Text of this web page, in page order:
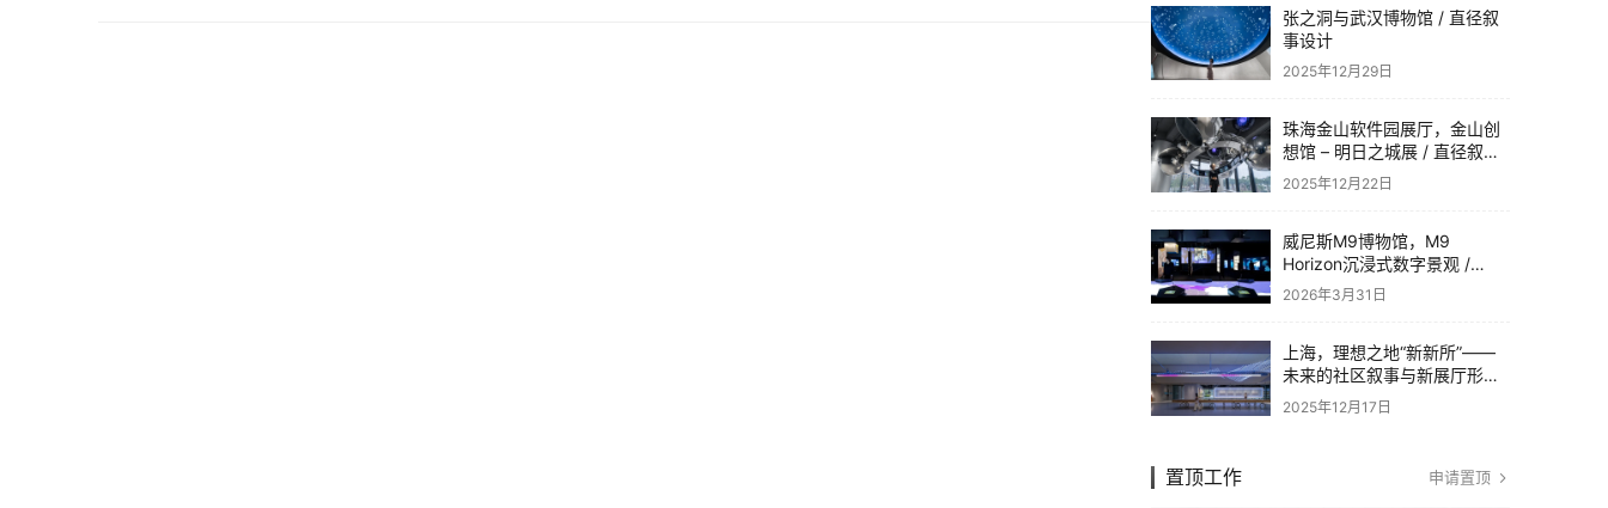
张之洞与武汉博物馆 / 直径叙
事设计
2025年12月29日
珠海金山软件园展厅，金山创
想馆 – 明日之城展 / 直径叙事
设计
2025年12月22日
威尼斯M9博物馆，M9
Horizon沉浸式数字景观 /
Dotdotdot
2026年3月31日
上海，理想之地“新新所”——
未来的社区叙事与新展厅形态
/ 直径叙事设计
2025年12月17日
置顶工作 申请置顶